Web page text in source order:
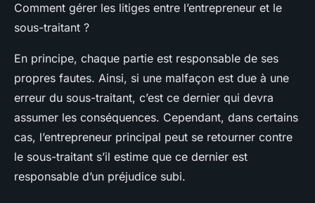
Comment gérer les litiges entre l’entrepreneur et le
sous-traitant ?
En principe, chaque partie est responsable de ses
propres fautes. Ainsi, si une malfaçon est due à une
erreur du sous-traitant, c’est ce dernier qui devra
assumer les conséquences. Cependant, dans certains
cas, l’entrepreneur principal peut se retourner contre
le sous-traitant s’il estime que ce dernier est
responsable d’un préjudice subi.